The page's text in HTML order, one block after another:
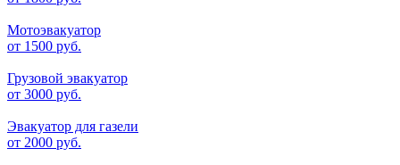
Мотоэвакуатор
от 1500 руб.
Грузовой эвакуатор
от 3000 руб.
Эвакуатор для газели
от 2000 руб.